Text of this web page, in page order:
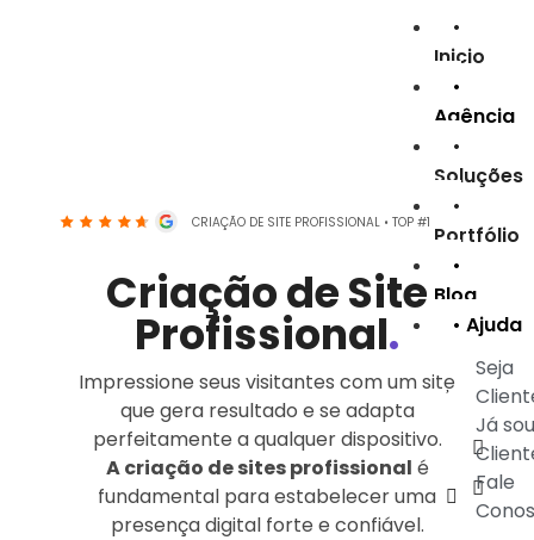
•
Inicio
•
Agência
•
Soluções
•
Portfólio
•
Blog
• Ajuda
Seja
Já sou
Fale
CRIAÇÃO DE SITE PROFISSIONAL • TOP #1 GOOGLE
Criação de Site
Profissional.
Impressione seus visitantes com um site
que gera resultado e se adapta
perfeitamente a qualquer dispositivo.
A criação de sites profissional é
fundamental para estabelecer uma
presença digital forte e confiável.